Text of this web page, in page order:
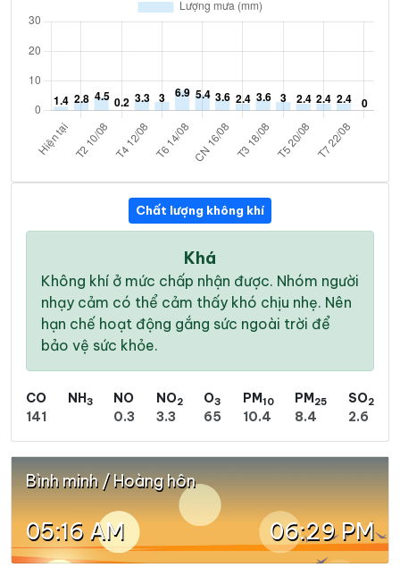
Chất lượng không khí
Khá
Không khí ở mức chấp nhận được. Nhóm người
nhạy cảm có thể cảm thấy khó chịu nhẹ. Nên
hạn chế hoạt động gắng sức ngoài trời để
bảo vệ sức khỏe.
CO
141
NH3
NO
0.3
NO2
3.3
O3
65
PM10
10.4
PM25
8.4
SO2
2.6
Bình minh / Hoàng hôn
05:16 AM 06:29 PM